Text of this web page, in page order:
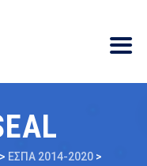
> ΕΣΠΑ 2014-2020 >